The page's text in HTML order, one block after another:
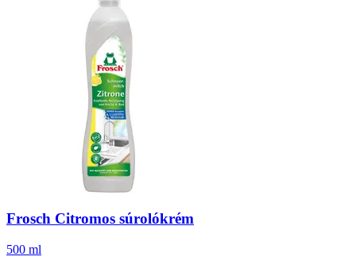
Frosch Citromos súrolókrém
500 ml